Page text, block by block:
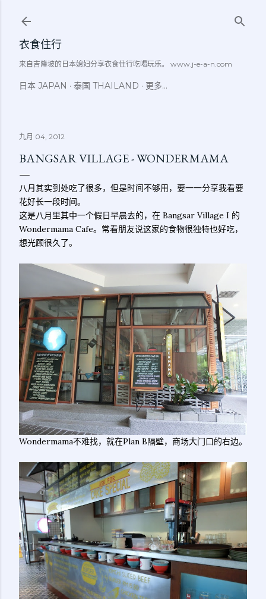
衣食住行
来自吉隆坡的日本媳妇分享衣食住行吃喝玩乐。 www.j-e-a-n.com
日本 JAPAN 泰国 THAILAND 更多…
九月 04, 2012
BANGSAR VILLAGE - WONDERMAMA
八月其实到处吃了很多，但是时间不够用，要一一分享我看要
花好长一段时间。
这是八月里其中一个假日早晨去的，在 Bangsar Village I 的
Wondermama Cafe。常看朋友说这家的食物很独特也好吃，
想光顾很久了。
Wondermama不难找，就在Plan B隔壁，商场大门口的右边。